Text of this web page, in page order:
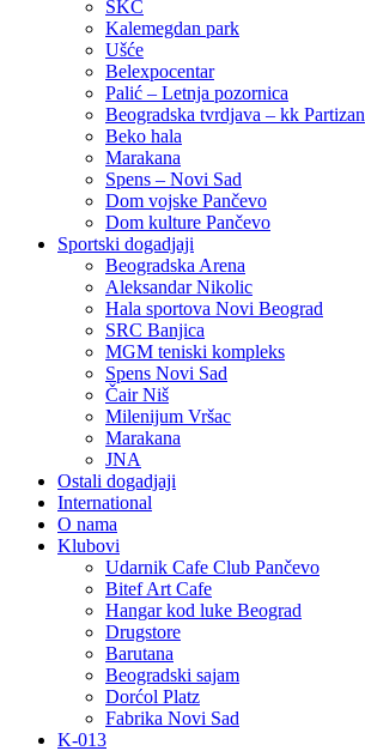
SKC
Kalemegdan park
Ušće
Belexpocentar
Palić – Letnja pozornica
Beogradska tvrdjava – kk Partizan
Beko hala
Marakana
Spens – Novi Sad
Dom vojske Pančevo
Dom kulture Pančevo
Sportski dogadjaji
Beogradska Arena
Aleksandar Nikolic
Hala sportova Novi Beograd
SRC Banjica
MGM teniski kompleks
Spens Novi Sad
Čair Niš
Milenijum Vršac
Marakana
JNA
Ostali dogadjaji
International
O nama
Klubovi
Udarnik Cafe Club Pančevo
Bitef Art Cafe
Hangar kod luke Beograd
Drugstore
Barutana
Beogradski sajam
Dorćol Platz
Fabrika Novi Sad
K-013